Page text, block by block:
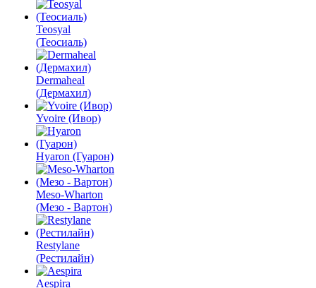
Teosyal
(Теосиаль)
Dermaheal
(Дермахил)
Yvoire (Ивор)
Hyaron (Гуарон)
Meso-Wharton
(Мезо - Вартон)
Restylane
(Рестилайн)
Aespira